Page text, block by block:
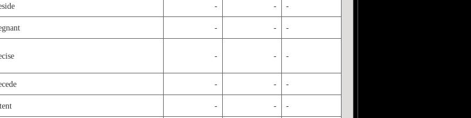
- - -
- - -
- - -
- - -
- - -